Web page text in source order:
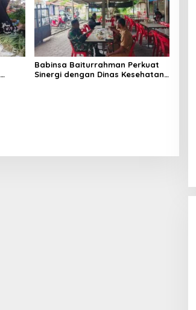
Babinsa Baiturrahman Perkuat
Sinergi dengan Dinas Kesehatan,